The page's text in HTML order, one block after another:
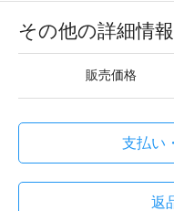
その他の詳細情報
販売価格
支払い
返